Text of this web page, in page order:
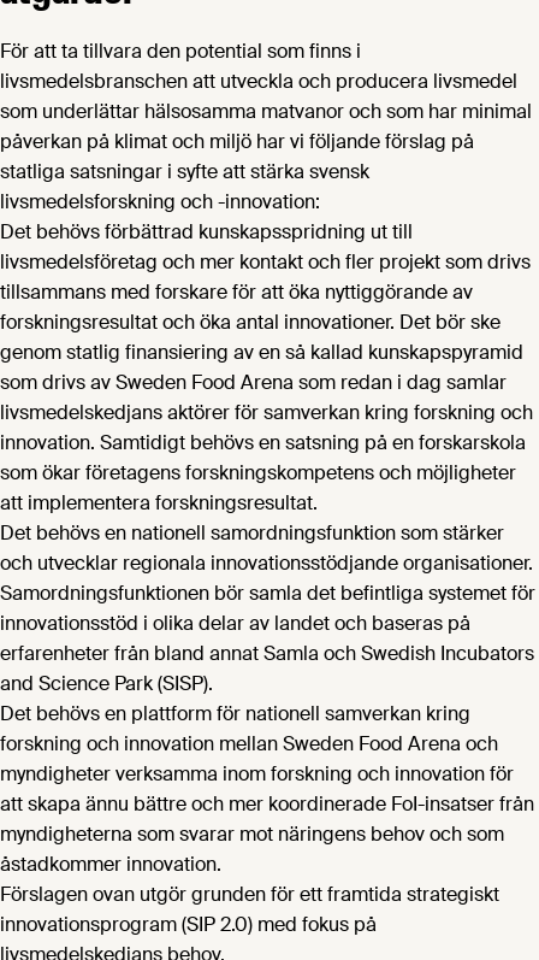
För att ta tillvara den potential som finns i
livsmedelsbranschen att utveckla och producera livsmedel
som underlättar hälsosamma matvanor och som har minimal
påverkan på klimat och miljö har vi följande förslag på
statliga satsningar i syfte att stärka svensk
livsmedelsforskning och -innovation:
Det behövs förbättrad kunskapsspridning ut till
livsmedelsföretag och mer kontakt och fler projekt som drivs
tillsammans med forskare för att öka nyttiggörande av
forskningsresultat och öka antal innovationer. Det bör ske
genom statlig finansiering av en så kallad kunskapspyramid
som drivs av Sweden Food Arena som redan i dag samlar
livsmedelskedjans aktörer för samverkan kring forskning och
innovation. Samtidigt behövs en satsning på en forskarskola
som ökar företagens forskningskompetens och möjligheter
att implementera forskningsresultat.
Det behövs en nationell samordningsfunktion som stärker
och utvecklar regionala innovationsstödjande organisationer.
Samordningsfunktionen bör samla det befintliga systemet för
innovationsstöd i olika delar av landet och baseras på
erfarenheter från bland annat Samla och Swedish Incubators
and Science Park (SISP).
Det behövs en plattform för nationell samverkan kring
forskning och innovation mellan Sweden Food Arena och
myndigheter verksamma inom forskning och innovation för
att skapa ännu bättre och mer koordinerade FoI-insatser från
myndigheterna som svarar mot näringens behov och som
åstadkommer innovation.
Förslagen ovan utgör grunden för ett framtida strategiskt
innovationsprogram (SIP 2.0) med fokus på
livsmedelskedjans behov.